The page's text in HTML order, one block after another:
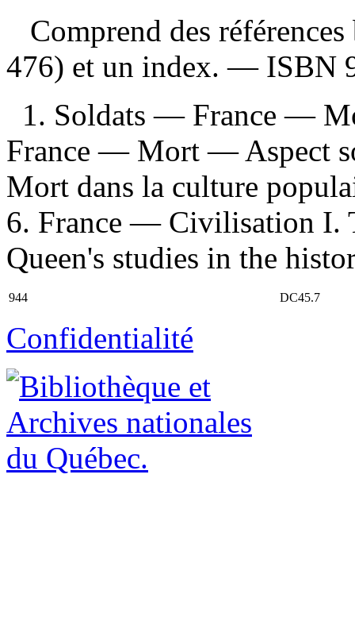
Comprend des
476) et un index. — ISBN
1. Soldats — France —
France — Mort — Aspect
Mort dans la culture
6. France — Civilisation
Queen's studies in the
944 DC45.7
Confidentialité